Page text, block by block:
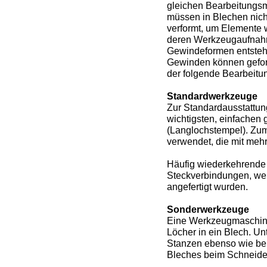
gleichen
müssen in Blechen
verformt, um Elemente
deren
Gewindeformen
Gewinden können
der folgende
Standardwerkzeuge
Zur
wichtigsten, einfachen
(Langlochstempel).
verwendet, die mit
Häufig
Steckverbindungen,
angefertigt wurden.
Sonderwerkzeuge
Eine
Löcher in ein Blech.
Stanzen ebenso wie
Bleches beim